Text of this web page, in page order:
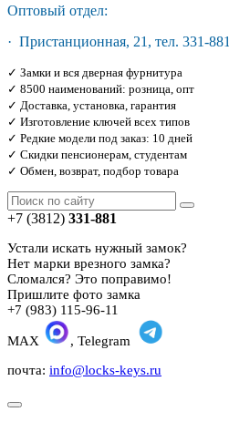
Оптовый отдел:
· Пристанционная, 21, тел. 331-881
✓ Замки и вся дверная фурнитура
✓ 8500 наименований: розница, опт
✓ Доставка, установка, гарантия
✓ Изготовление ключей всех типов
✓ Редкие модели под заказ: 10 дней
✓ Скидки пенсионерам, студентам
✓ Обмен, возврат, подбор товара
+7 (3812) 331-881
Устали искать нужный замок?
Нет марки врезного замка?
Сломался? Это поправимо!
Пришлите фото замка
+7 (983) 115-96-11
MAX
, Telegram
почта: info@locks-keys.ru